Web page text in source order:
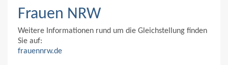
Frauen NRW
Weitere Informationen rund um die Gleichstellung finden
Sie auf:
frauennrw.de